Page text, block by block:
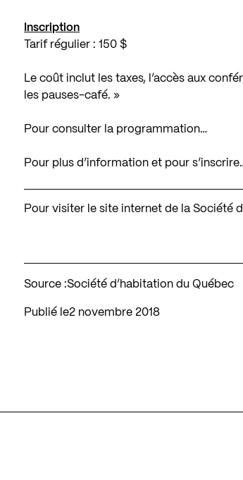
Inscription
Tarif régulier : 150 $
Le coût inclut les taxes, l’accès aux
les pauses-café. »
Pour consulter la programmation…
Pour plus d’information et pour
Pour visiter le site internet de la Société
Source :Société d’habitation du Québec
Publié le 2 novembre 2018